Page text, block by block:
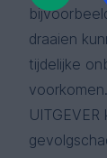
draaien
tijdelijke